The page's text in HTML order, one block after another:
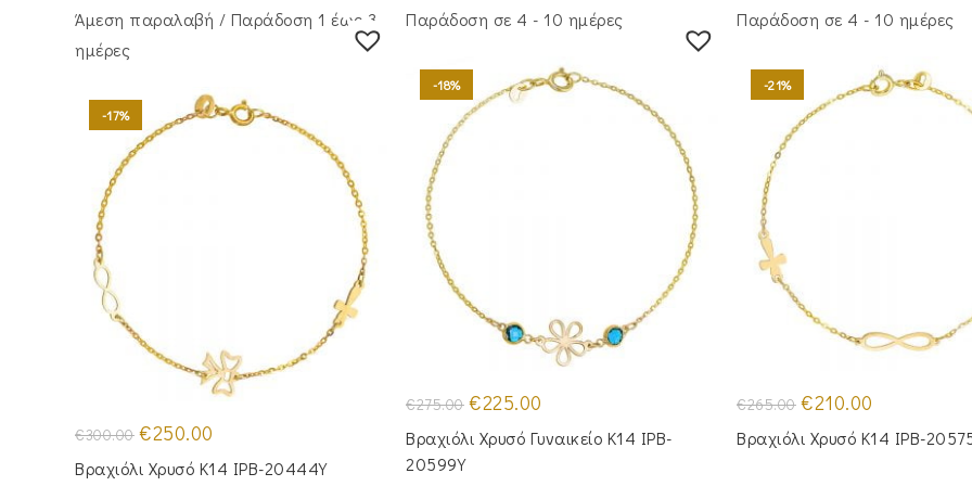
Άμεση παραλαβή / Παράδoση 1 έως 3
ημέρες
-17%
€300.00 Original
price
was:
€300.00.
€250.00
τιμή
είναι:
Βραχιόλι Χρυσό Κ14 IPB-20444Y
Παράδοση σε 4 - 10 ημέρες
-18%
€275.00 Original
price
was:
€275.00.
€225.00
είναι:
Βραχιόλι Χρυσό Γυναικείο Κ14 IPB-
20599Y
Παράδοση σε 4 - 10 ημέρες
-21%
€265.00 Original
price
was:
€265.00.
€210.00
τιμή
είναι:
Βραχιόλι Χρυσό Κ14 IPB-